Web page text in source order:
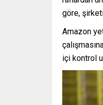
göre,
Amazon
içi kontrol